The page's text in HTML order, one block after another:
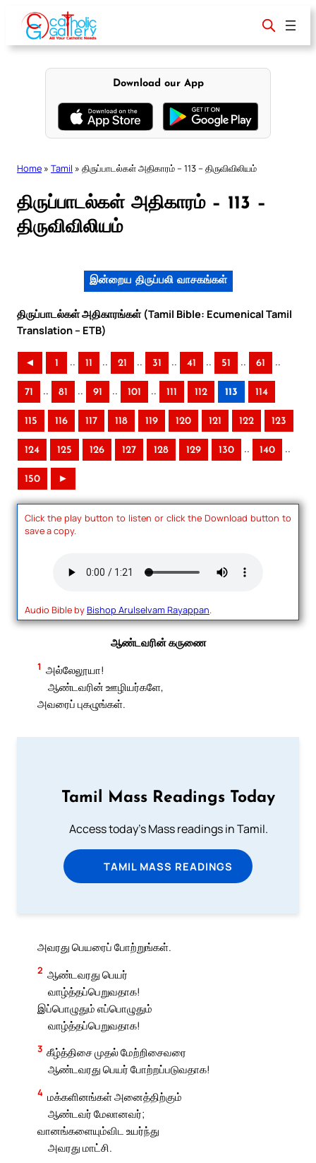
content
Download our App
Home » Tamil » திருப்பாடல்கள் அதிகாரம் – 113 – திருவிவிலியம்
திருப்பாடல்கள் அதிகாரம் – 113 –
திருவிவிலியம்
இன்றைய திருப்பலி வாசகங்கள்
திருப்பாடல்கள் அதிகாரங்கள் (Tamil Bible: Ecumenical Tamil
Translation – ETB)
◄ 1 .. 11 .. 21 .. 31 .. 41 .. 51 .. 61 ..
71 .. 81 .. 91 .. 101 .. 111 112 113 114
115 116 117 118 119 120 121 122 123
124 125 126 127 128 129 130 .. 140 ..
150 ►
Click the play button to listen or click the Download button to
save a copy.
Audio Bible byBishop Arulselvam Rayappan.
ஆண்டவரின் கருணை
1 அல்லேலூயா!
ஆண்டவரின் ஊழியர்களே,
அவரைப் புகழுங்கள்.
Tamil Mass Readings Today
Access today's Mass readings in Tamil.
TAMIL MASS READINGS
அவரது பெயரைப் போற்றுங்கள்.
2 ஆண்டவரது பெயர்
வாழ்த்தப்பெறுவதாக!
இப்பொழுதும் எப்பொழுதும்
வாழ்த்தப்பெறுவதாக!
3 கீழ்த்திசை முதல் மேற்றிசைவரை
ஆண்டவரது பெயர் போற்றப்படுவதாக!
4 மக்களினங்கள் அனைத்திற்கும்
ஆண்டவர் மேலானவர்;
வானங்களையும்விட உயர்ந்து
அவரது மாட்சி.